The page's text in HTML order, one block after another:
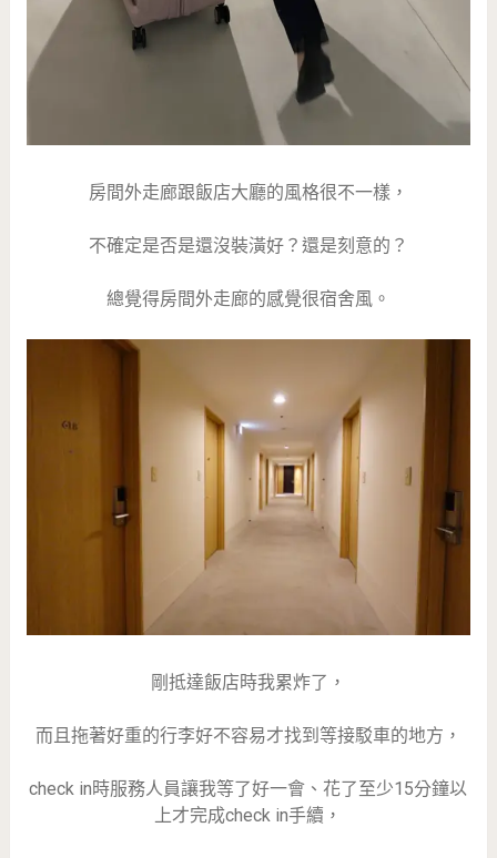
房間外走廊跟飯店大廳的風格很不一樣，
不確定是否是還沒裝潢好？還是刻意的？
總覺得房間外走廊的感覺很宿舍風。
剛抵達飯店時我累炸了，
而且拖著好重的行李好不容易才找到等接駁車的地方，
check in時服務人員讓我等了好一會、花了至少15分鐘以
上才完成check in手續，